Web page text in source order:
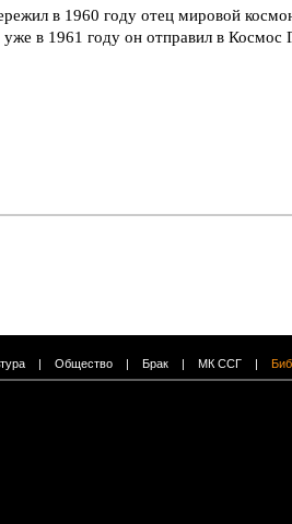
в 1960 году отец мировой
в 1961 году он отправил в Космос
| Общество | Брак | МК ССГ |